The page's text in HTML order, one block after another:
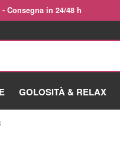
Consegna in 24/48 h
GOLOSITÀ & RELAX